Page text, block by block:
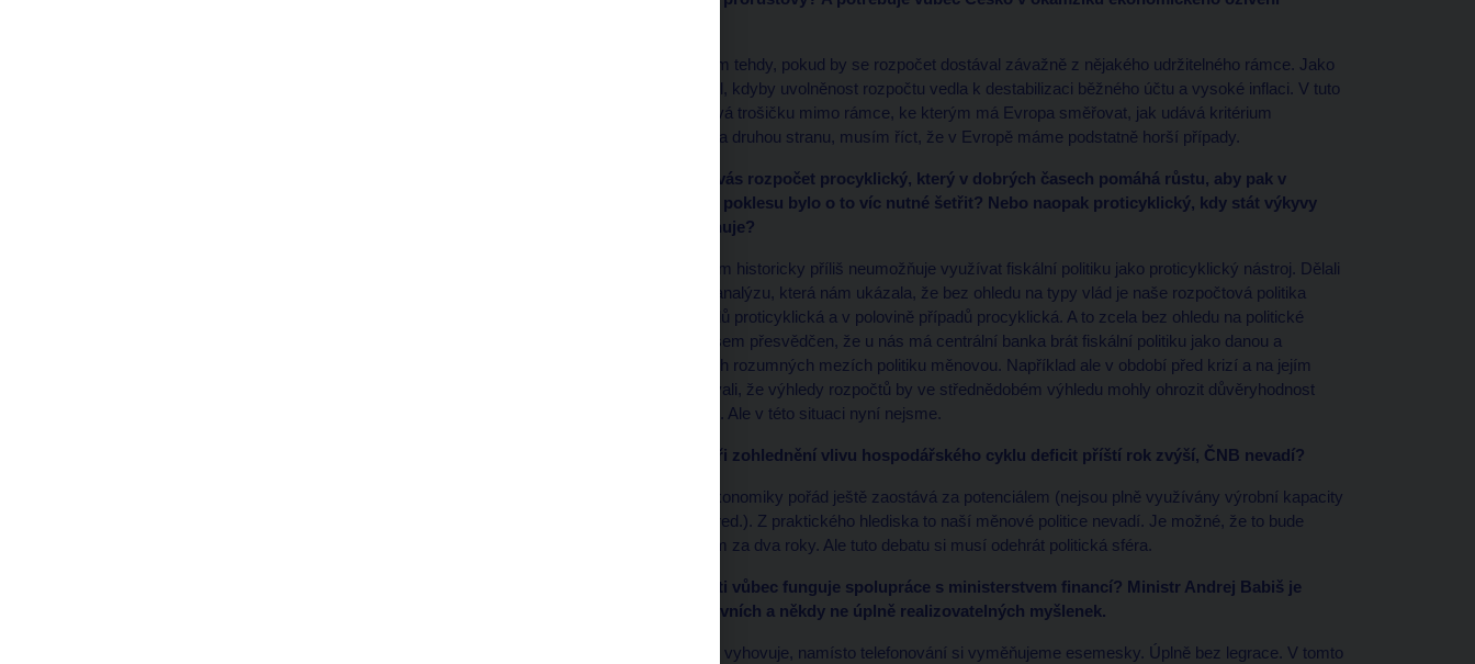
Pro mě by nastal problém tehdy, pokud by se rozpočet dostával závažně z nějakého udržitelného rámce. Jako
velký problém bych viděl, kdyby uvolněnost rozpočtu vedla k destabilizaci běžného účtu a vysoké inflaci. V tuto
chvíli se rozpočet dostává trošičku mimo rámce, ke kterým má Evropa směřovat, jak udává kritérium
strukturálního deficitu. Na druhou stranu, musím říct, že v Evropě máme podstatně horší případy.
HN: Je to tedy podle vás rozpočet procyklický, který v dobrých časech pomáhá růstu, aby pak v
dobách ekonomického poklesu bylo o to víc nutné šetřit? Nebo naopak proticyklický, kdy stát výkyvy
ekonomiky spíše zmírňuje?
Náš politický systém nám historicky příliš neumožňuje využívat fiskální politiku jako proticyklický nástroj. Dělali
jsme před několika lety analýzu, která nám ukázala, že bez ohledu na typy vlád je naše rozpočtová politika
zhruba v polovině případů proticyklická a v polovině případů procyklická. A to zcela bez ohledu na politické
vybarvení vlády. Proto jsem přesvědčen, že u nás má centrální banka brát fiskální politiku jako danou a
přizpůsobovat v nějakých rozumných mezích politiku měnovou. Například ale v období před krizí a na jejím
počátku jsme upozorňovali, že výhledy rozpočtů by ve střednědobém výhledu mohly ohrozit důvěryhodnost
Česka v očích investorů. Ale v této situaci nyní nejsme.
HN: Takže to, že se při zohlednění vlivu hospodářského cyklu deficit příští rok zvýší, ČNB nevadí?
Podívejte, výkon naší ekonomiky pořád ještě zaostává za potenciálem (nejsou plně využívány výrobní kapacity
ani pracovní síla, pozn. red.). Z praktického hlediska to naší měnové politice nevadí. Je možné, že to bude
komplikovat život vládám za dva roky. Ale tuto debatu si musí odehrát politická sféra.
HN: Jak v současnosti vůbec funguje spolupráce s ministerstvem financí? Ministr Andrej Babiš je
znám spoustou inovativních a někdy ne úplně realizovatelných myšlenek.
Mně to svým způsobem vyhovuje, namísto telefonování si vyměňujeme esemesky. Úplně bez legrace. V tomto